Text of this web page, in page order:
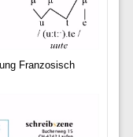
Franzosisch